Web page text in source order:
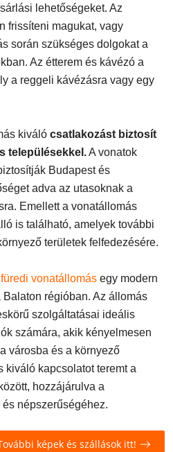
lehetőségeket. Az
frissíteni magukat, vagy
során szükséges dolgokat a
Az étterem és kávézó a
a reggeli kávézásra vagy egy
kiváló csatlakozást biztosít
településekkel.A vonatok
Budapest és
adva az utasoknak a
Emellett a vonatállomás
is található, amelyek további
területek felfedezésére.
vonatállomás egy modern
régióban. Az állomás
szolgáltatásai ideális
számára, akik kényelmesen
városba és a környező
kiváló kapcsolatot teremt a
hozzájárulva a
népszerűségéhez.
képek és szállások itt!